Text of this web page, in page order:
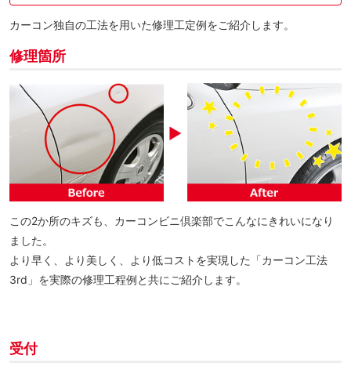
カーコン独自の工法を用いた修理工定例をご紹介します。
修理箇所
この2か所のキズも、カーコンビニ倶楽部でこんなにきれいになり
ました。
より早く、より美しく、より低コストを実現した「カーコン工法
3rd」を実際の修理工程例と共にご紹介します。
受付